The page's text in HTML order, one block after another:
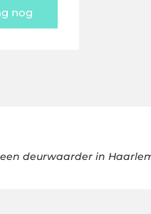
nog
deurwaarder in